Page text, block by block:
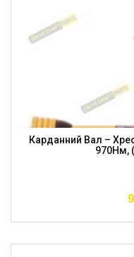
Карданний Вал –
970Нм,